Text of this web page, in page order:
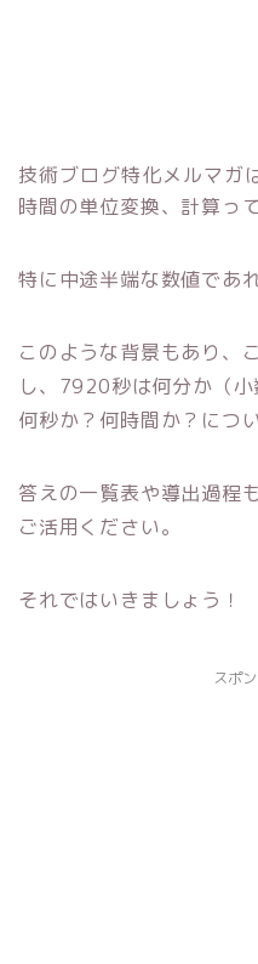
技術ブログ特化メルマガ
時間の単位変換、計算っ
特に中途半端な数値であ
このような背景もあり、
し、7920秒は何分か（
何秒か？何時間か？につ
答えの一覧表や導出過程
ご活用ください。
それではいきましょう！
スポ